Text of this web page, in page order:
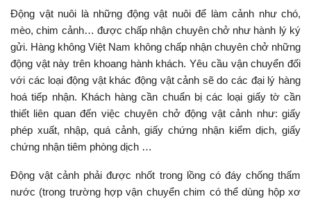
Động vật nuôi là những động vật nuôi để làm cảnh như chó,
mèo, chim cảnh… được chấp nhận chuyên chở như hành lý ký
gửi. Hàng không Việt Nam không chấp nhận chuyên chở những
động vật này trên khoang hành khách. Yêu cầu vận chuyển đối
với các loại động vật khác động vật cảnh sẽ do các đại lý hàng
hoá tiếp nhận. Khách hàng cần chuẩn bị các loại giấy tờ cần
thiết liên quan đến việc chuyên chở động vật cảnh như: giấy
phép xuất, nhập, quá cảnh, giấy chứng nhận kiểm dịch, giấy
chứng nhận tiêm phòng dịch …
Động vật cảnh phải được nhốt trong lồng có đáy chống thấm
nước (trong trường hợp vận chuyển chim có thể dùng hộp xơ